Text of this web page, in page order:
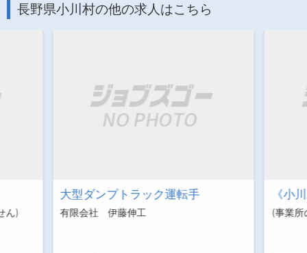
長野県小川村の他の求人はこちら
ん)
大型ダンプトラック運転手
有限会社 伊藤伸工
《小
(事業所